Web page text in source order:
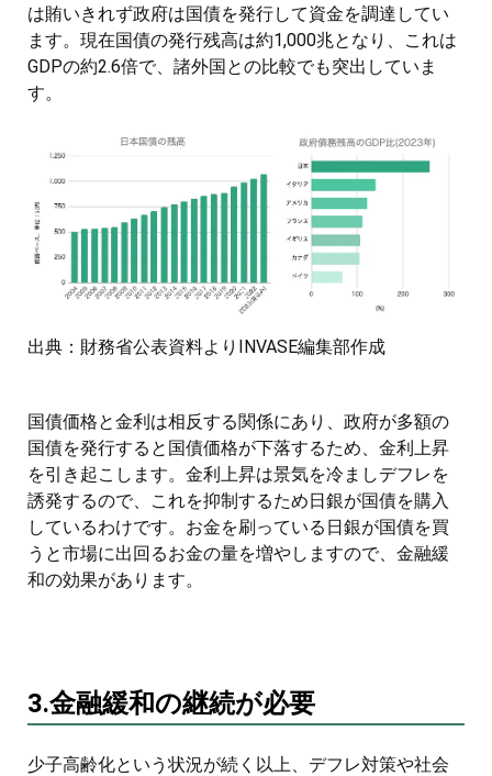
は賄いきれず政府は国債を発行して資金を調達してい
ます。現在国債の発行残高は約1,000兆となり、これは
GDPの約2.6倍で、諸外国との比較でも突出していま
す。
出典：財務省公表資料よりINVASE編集部作成
国債価格と金利は相反する関係にあり、政府が多額の
国債を発行すると国債価格が下落するため、金利上昇
を引き起こします。金利上昇は景気を冷ましデフレを
誘発するので、これを抑制するため日銀が国債を購入
しているわけです。お金を刷っている日銀が国債を買
うと市場に出回るお金の量を増やしますので、金融緩
和の効果があります。
3.金融緩和の継続が必要
少子高齢化という状況が続く以上、デフレ対策や社会